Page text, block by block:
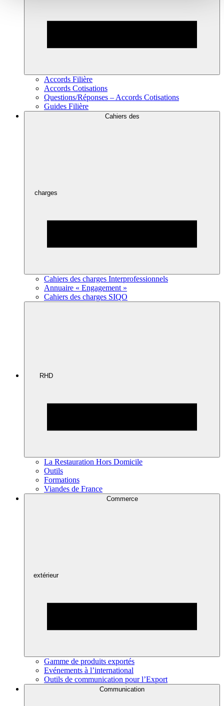
Accords Filière
Accords Cotisations
Questions/Réponses – Accords Cotisations
Guides Filière
Cahiers des
charges
Cahiers des charges Interprofessionnels
Annuaire « Engagement »
Cahiers des charges SIQO
RHD
La Restauration Hors Domicile
Outils
Formations
Viandes de France
Commerce
extérieur
Gamme de produits exportés
Evénements à l’international
Outils de communication pour l’Export
Communication